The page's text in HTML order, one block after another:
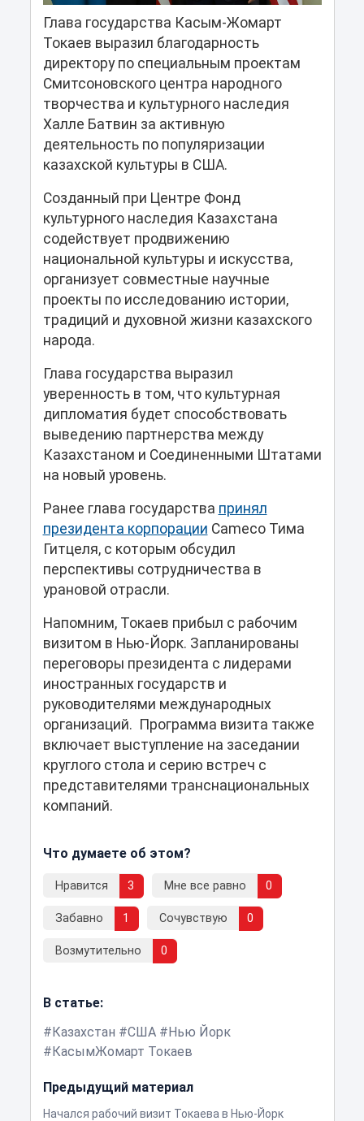
Глава государства Касым-Жомарт
Токаев выразил благодарность
директору по специальным проектам
Смитсоновского центра народного
творчества и культурного наследия
Халле Батвин за активную
деятельность по популяризации
казахской культуры в США.
Созданный при Центре Фонд
культурного наследия Казахстана
содействует продвижению
национальной культуры и искусства,
организует совместные научные
проекты по исследованию истории,
традиций и духовной жизни казахского
народа.
Глава государства выразил
уверенность в том, что культурная
дипломатия будет способствовать
выведению партнерства между
Казахстаном и Соединенными Штатами
на новый уровень.
Ранее глава государства принял
президента корпорации Cameco Тима
Гитцеля, с которым обсудил
перспективы сотрудничества в
урановой отрасли.
Напомним, Токаев прибыл с рабочим
визитом в Нью-Йорк. Запланированы
переговоры президента с лидерами
иностранных государств и
руководителями международных
организаций. Программа визита также
включает выступление на заседании
круглого стола и серию встреч с
представителями транснациональных
компаний.
Что думаете об этом?
Нравится 3 Мне все равно 0
Забавно 1 Сочувствую 0
Возмутительно 0
В статье:
Казахстан
США
Нью Йорк
КасымЖомарт Токаев
Предыдущий материал
Начался рабочий визит Токаева в Нью-Йорк